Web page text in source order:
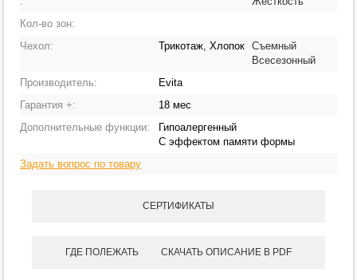
Кол-во зон:
Чехол:
Трикотаж, Хлопок Съемный
Всесезонный
Производитель:
Evita
Гарантия +:
18 мес
Дополнительные функции:
Гипоалергенный
С эффектом памяти формы
Задать вопрос по товару
СЕРТИФИКАТЫ
ГДЕ ПОЛЕЖАТЬ СКАЧАТЬ ОПИСАНИЕ В PDF